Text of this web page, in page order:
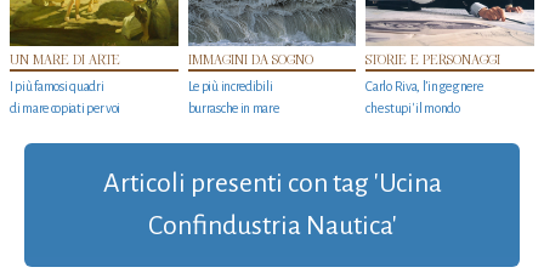
UN MARE DI ARTE
I più famosi quadri
di mare copiati per voi
IMMAGINI DA SOGNO
Le più incredibili
burrasche in mare
STORIE E PERSONAGGI
Carlo Riva, l’ingegnere
che stupi' il mondo
Articoli presenti con tag 'Ucina
Confindustria Nautica'